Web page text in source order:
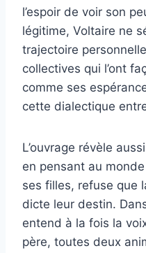
l’espoir de voir son
légitime, Voltaire ne
trajectoire
collectives qui l’ont
comme ses
cette dialectique
L’ouvrage révèle
en pensant au
ses filles, refuse que
dicte leur destin.
entend à la fois la
père, toutes deux